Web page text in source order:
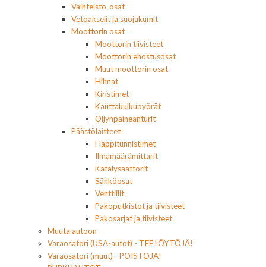
Vaihteisto-osat
Vetoakselit ja suojakumit
Moottorin osat
Moottorin tiivisteet
Moottorin ehostusosat
Muut moottorin osat
Hihnat
Kiristimet
Kauttakulkupyörät
Öljynpaineanturit
Päästölaitteet
Happitunnistimet
Ilmamäärämittarit
Katalysaattorit
Sähköosat
Venttiilit
Pakoputkistot ja tiivisteet
Pakosarjat ja tiivisteet
Muuta autoon
Varaosatori (USA-autot) - TEE LÖYTÖJÄ!
Varaosatori (muut) - POISTOJA!